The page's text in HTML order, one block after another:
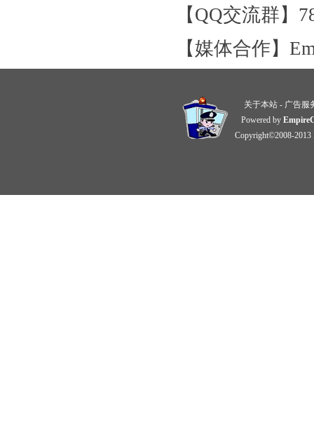
【QQ交流群】
【媒体合作】
关于本站 - 广告服
Powered by
Copyright©2008-2013